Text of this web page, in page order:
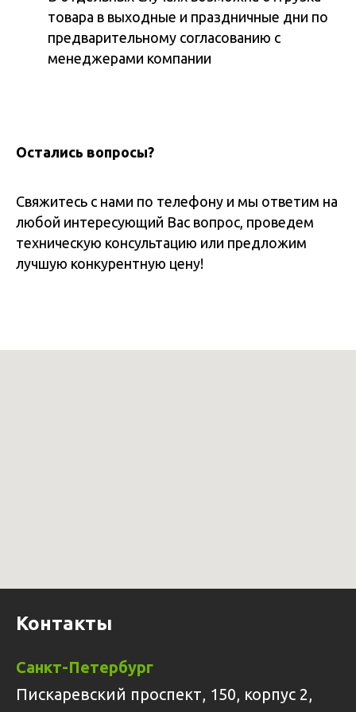
товара в выходные и праздничные дни по
предварительному согласованию с
менеджерами компании
Остались вопросы?
Свяжитесь с нами по телефону и мы ответим на
любой интересующий Вас вопрос, проведем
техническую консультацию или предложим
лучшую конкурентную цену!
Контакты
Санкт-Петербург
Пискаревский проспект, 150, корпус 2,